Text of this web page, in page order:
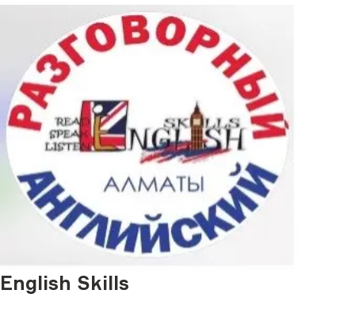
English Skills